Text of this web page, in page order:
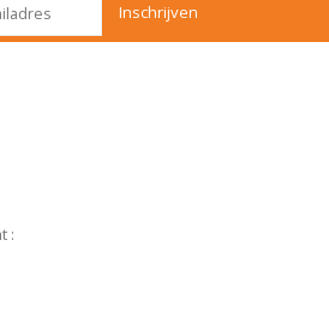
: